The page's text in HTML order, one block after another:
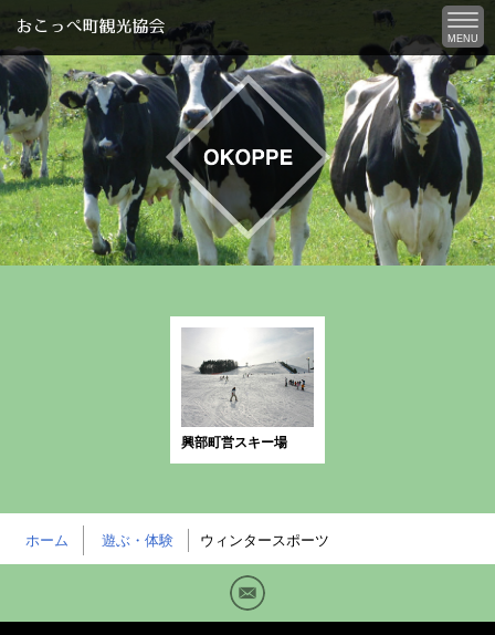
MENU
カテゴリー:
ポーツ
興部町営スキー場
ホーム 遊ぶ・体験 ウィンタースポーツ
Mail